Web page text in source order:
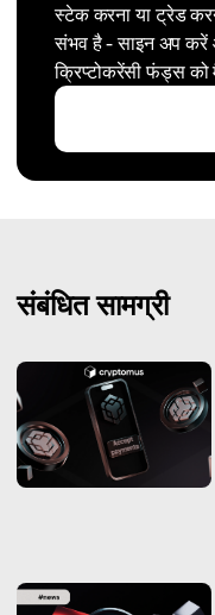
स्टेक करना या ट्रेड
संभव है - साइन अप
क्रिप्टोकरेंसी फंड्स
संबंधित सामग्री